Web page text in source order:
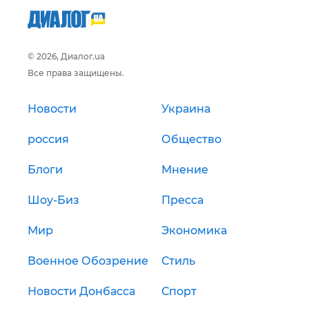
© 2026, Диалог.ua
Все права защищены.
Новости Украина
россия Общество
Блоги Мнение
Шоу-Биз Пресса
Мир Экономика
Военное Обозрение Стиль
Новости Донбасса Спорт